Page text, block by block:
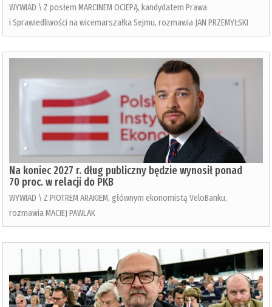
WYWIAD \ Z posłem MARCINEM OCIEPĄ, kandydatem Prawa
i Sprawiedliwości na wicemarszałka Sejmu, rozmawia JAN PRZEMYŁSKI
Na koniec 2027 r. dług publiczny będzie wynosił ponad
70 proc. w relacji do PKB
WYWIAD \ Z PIOTREM ARAKIEM, głównym ekonomistą VeloBanku,
rozmawia MACIEJ PAWLAK